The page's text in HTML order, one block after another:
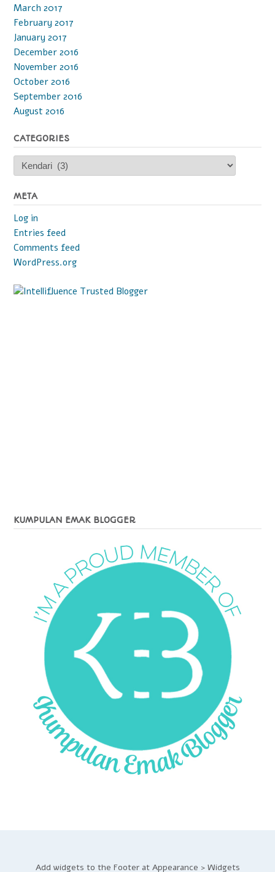
March 2017
February 2017
January 2017
December 2016
November 2016
October 2016
September 2016
August 2016
CATEGORIES
Categories
META
Log in
Entries feed
Comments feed
WordPress.org
KUMPULAN EMAK BLOGGER
Add widgets to the Footer at Appearance > Widgets